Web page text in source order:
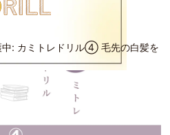
中: カミトレドリル④ 毛先の白髪を